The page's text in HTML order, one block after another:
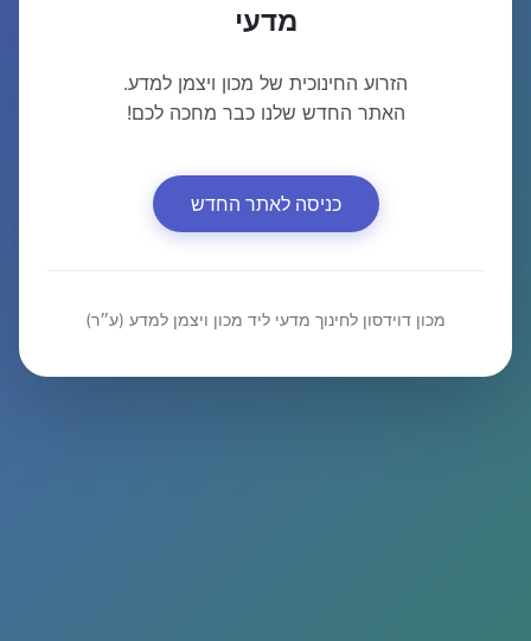
מדעי
הזרוע החינוכית של מכון ויצמן למדע.
האתר החדש שלנו כבר מחכה לכם!
כניסה לאתר החדש
מכון דוידסון לחינוך מדעי ליד מכון ויצמן למדע (ע״ר)